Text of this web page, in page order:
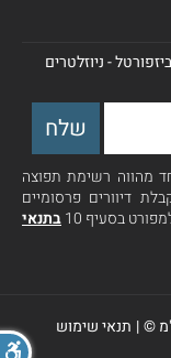
- ניוזלטרים
מהווה רשימת תפוצה
דיוורים פרסומיים
בסעיף 10
בתנאי
©
| תנאי שימוש